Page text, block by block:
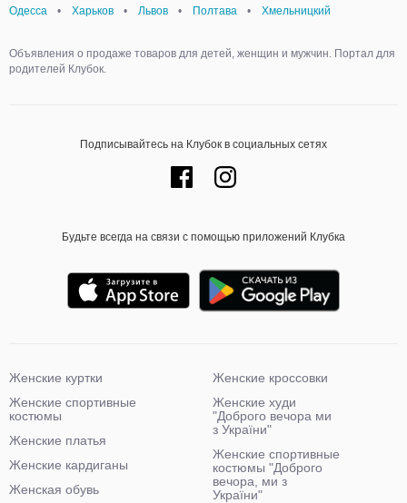
Одесса
• Харьков • Львов • Полтава • Хмельницкий
Объявления о продаже товаров для детей, женщин и мужчин. Портал для
родителей Клубок.
Подписывайтесь на Клубок в социальных сетях
Будьте всегда на связи с помощью приложений Клубка
Женские куртки
Женские спортивные
костюмы
Женские платья
Женские кардиганы
Женская обувь
Женские кроссовки
Женские худи
"Доброго вечора ми
з України"
Женские спортивные
костюмы "Доброго
вечора, ми з
України"